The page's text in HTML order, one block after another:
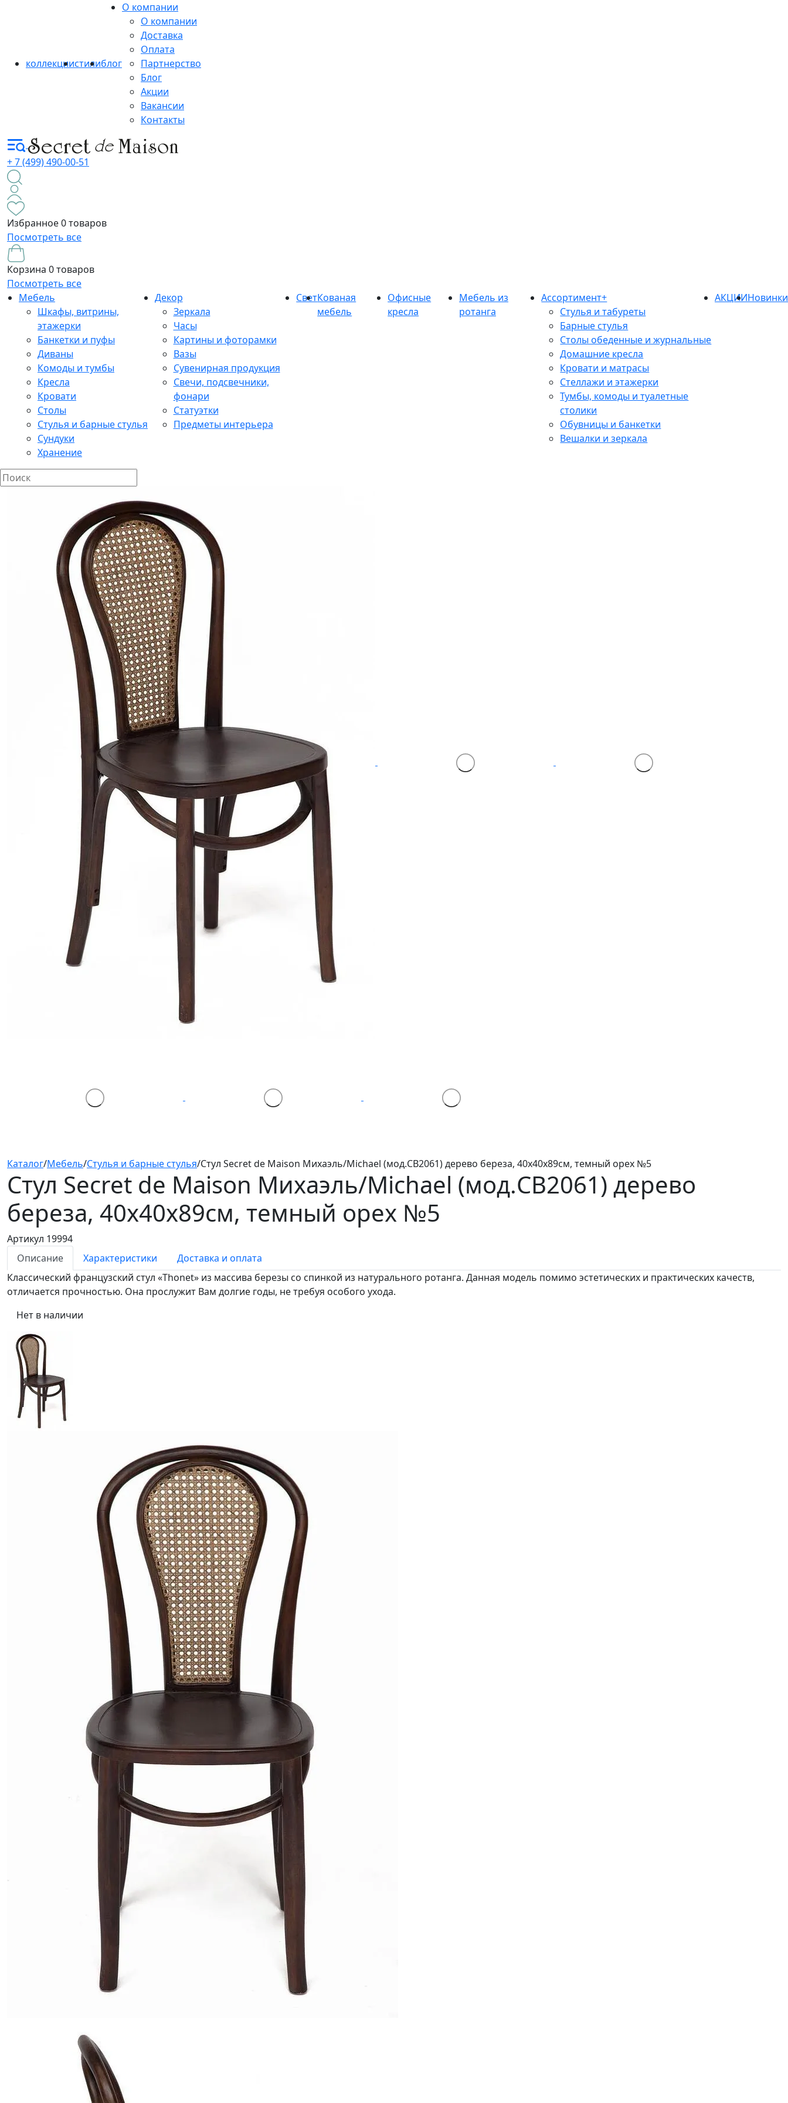
коллекциистилиблог
О компании
О компании
Доставка
Оплата
Партнерство
Блог
Акции
Вакансии
Контакты
+ 7 (499) 490-00-51
Избранное0 товаров
Посмотреть все
Корзина 0 товаров
Посмотреть все
Мебель
Шкафы, витрины,
этажерки
Банкетки и пуфы
Диваны
Комоды и тумбы
Кресла
Кровати
Столы
Стулья и барные стулья
Сундуки
Хранение
Декор
Зеркала
Часы
Картины и фоторамки
Вазы
Сувенирная продукция
Свечи, подсвечники,
фонари
Статуэтки
Предметы интерьера
СветКованая
мебель
Офисные
кресла
Мебель из
ротанга
Ассортимент+
Стулья и табуреты
Барные стулья
Столы обеденные и журнальные
Домашние кресла
Кровати и матрасы
Стеллажи и этажерки
Тумбы, комоды и туалетные
столики
Обувницы и банкетки
Вешалки и зеркала
АКЦИИНовинки
Каталог/Мебель/Стулья и барные стулья/Стул Secret de Maison Михаэль/Michael (мод.CB2061) дерево береза, 40х40х89см, темный орех №5
Стул Secret de Maison Михаэль/Michael (мод.CB2061) дерево
береза, 40х40х89см, темный орех №5
Артикул 19994
Описание
Характеристики
Доставка и оплата
Классический французский стул «Thonet» из массива березы со спинкой из натурального ротанга. Данная модель помимо эстетических и практических качеств,
отличается прочностью. Она прослужит Вам долгие годы, не требуя особого ухода.
Нет в наличии